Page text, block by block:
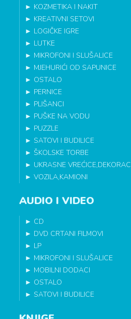
► KOZMETIKA I NAKIT
► KREATIVNI SETOVI
► LOGIČKE IGRE
► LUTKE
► MIKROFONI I SLUŠALICE
► MJEHURIĆI OD SAPUNICE
► OSTALO
► PERNICE
► PLIŠANCI
► PUŠKE NA VODU
► PUZZLE
►SATOVI I BUDILICE
►ŠKOLSKE TORBE
► UKRASNE
►VOZILA,KAMIONI
AUDIO I VIDEO
► CD
► DVD CRTANI FILMOVI
► LP
► MIKROFONI I SLUŠALICE
► MOBILNI DODACI
► OSTALO
►SATOVI I BUDILICE